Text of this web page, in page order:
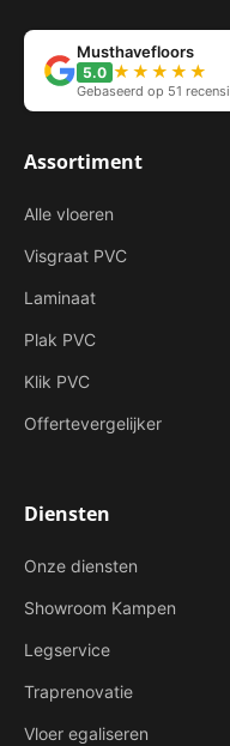
Musthavefloors
5.0 ★★★★★
Gebaseerd op 51
Assortiment
Alle vloeren
Visgraat PVC
Laminaat
Plak PVC
Klik PVC
Offertevergelijker
Diensten
Onze diensten
Showroom Kampen
Legservice
Traprenovatie
Vloer egaliseren